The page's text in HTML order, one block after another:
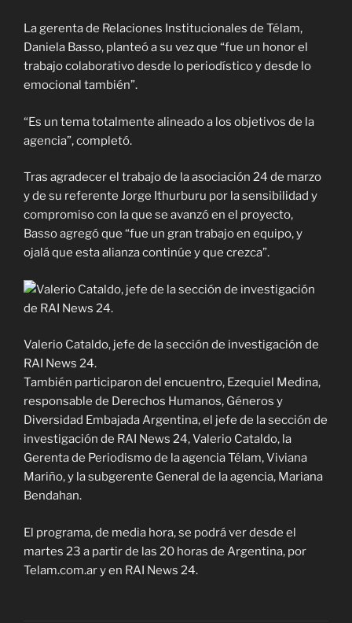
La gerenta de Relaciones Institucionales de Télam,
Daniela Basso, planteó a su vez que “fue un honor el
trabajo colaborativo desde lo periodístico y desde lo
emocional también”.
“Es un tema totalmente alineado a los objetivos de la
agencia”, completó.
Tras agradecer el trabajo de la asociación 24 de marzo
y de su referente Jorge Ithurburu por la sensibilidad y
compromiso con la que se avanzó en el proyecto,
Basso agregó que “fue un gran trabajo en equipo, y
ojalá que esta alianza continúe y que crezca”.
Valerio Cataldo, jefe de la sección de investigación de
RAI News 24.
También participaron del encuentro, Ezequiel Medina,
responsable de Derechos Humanos, Géneros y
Diversidad Embajada Argentina, el jefe de la sección de
investigación de RAI News 24, Valerio Cataldo, la
Gerenta de Periodismo de la agencia Télam, Viviana
Mariño, y la subgerente General de la agencia, Mariana
Bendahan.
El programa, de media hora, se podrá ver desde el
martes 23 a partir de las 20 horas de Argentina, por
Telam.com.ar y en RAI News 24.